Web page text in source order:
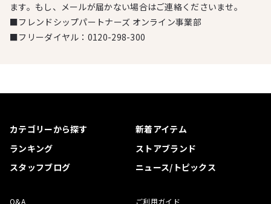
ます。もし、メールが届かない場合はご連絡くださいませ。
■フレンドシップパートナーズ オンライン事業部
■フリーダイヤル： 0120-298-300
カテゴリーから探す
新着アイテム
ランキング
ストアブランド
スタッフブログ
ニュース/トピックス
Q&A ご利用ガイド